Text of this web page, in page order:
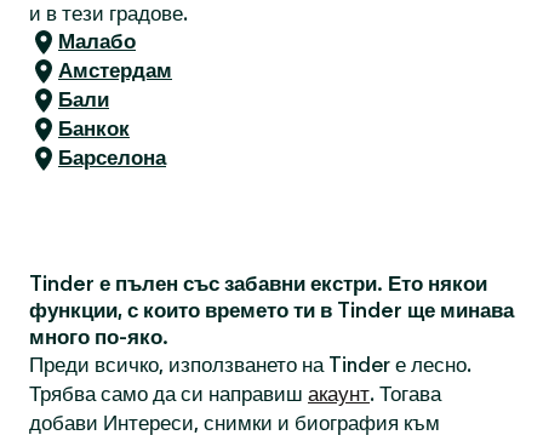
и в тези градове.
Малабо
Амстердам
Бали
Банкок
Барселона
Tinder е пълен със забавни екстри. Ето някои
функции, с които времето ти в Tinder ще минава
много по-яко.
Преди всичко, използването на Tinder е лесно.
Трябва само да си направиш акаунт. Тогава
добави Интереси, снимки и биография към